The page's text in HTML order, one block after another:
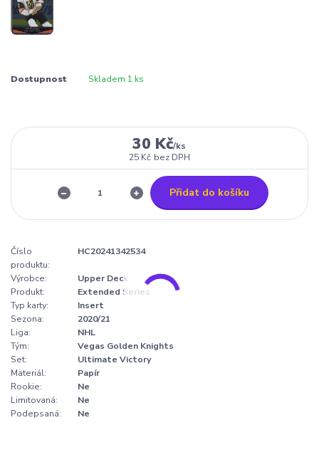
Dostupnost Skladem 1 ks
30 Kč/ks
25 Kč bez DPH
Přidat do košíku
Číslo
produktu:
HC20241342534
Výrobce:
Upper Deck
Produkt:
Extended Series
Typ karty:
Insert
Sezona:
2020/21
Liga:
NHL
Tým:
Vegas Golden Knights
Set:
Ultimate Victory
Materiál:
Papír
Rookie:
Ne
Limitovaná:
Ne
Podepsaná:
Ne